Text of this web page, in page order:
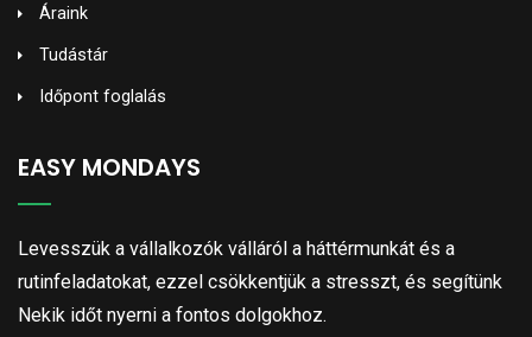
Áraink
Tudástár
Időpont foglalás
EASY MONDAYS
Levesszük a vállalkozók válláról a háttérmunkát és a
rutinfeladatokat, ezzel csökkentjük a stresszt, és segítünk
Nekik időt nyerni a fontos dolgokhoz.